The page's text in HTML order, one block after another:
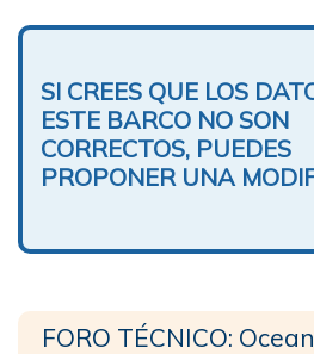
SI CREES QUE LOS
ESTE BARCO NO SON
CORRECTOS, PUEDES
PROPONER UNA
FORO TÉCNICO: